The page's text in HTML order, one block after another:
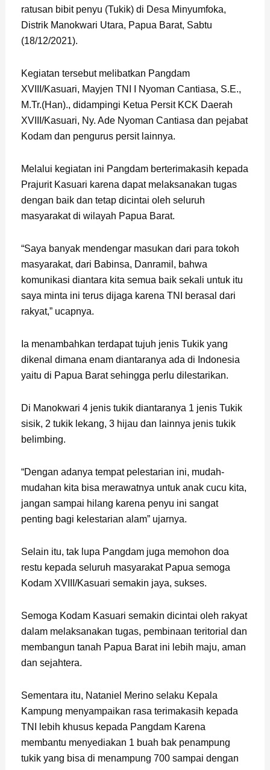
ratusan bibit penyu (Tukik) di Desa Minyumfoka,
Distrik Manokwari Utara, Papua Barat, Sabtu
(18/12/2021).
Kegiatan tersebut melibatkan Pangdam
XVIII/Kasuari, Mayjen TNI I Nyoman Cantiasa, S.E.,
M.Tr.(Han)., didampingi Ketua Persit KCK Daerah
XVIII/Kasuari, Ny. Ade Nyoman Cantiasa dan pejabat
Kodam dan pengurus persit lainnya.
Melalui kegiatan ini Pangdam berterimakasih kepada
Prajurit Kasuari karena dapat melaksanakan tugas
dengan baik dan tetap dicintai oleh seluruh
masyarakat di wilayah Papua Barat.
“Saya banyak mendengar masukan dari para tokoh
masyarakat, dari Babinsa, Danramil, bahwa
komunikasi diantara kita semua baik sekali untuk itu
saya minta ini terus dijaga karena TNI berasal dari
rakyat,” ucapnya.
Ia menambahkan terdapat tujuh jenis Tukik yang
dikenal dimana enam diantaranya ada di Indonesia
yaitu di Papua Barat sehingga perlu dilestarikan.
Di Manokwari 4 jenis tukik diantaranya 1 jenis Tukik
sisik, 2 tukik lekang, 3 hijau dan lainnya jenis tukik
belimbing.
“Dengan adanya tempat pelestarian ini, mudah-
mudahan kita bisa merawatnya untuk anak cucu kita,
jangan sampai hilang karena penyu ini sangat
penting bagi kelestarian alam” ujarnya.
Selain itu, tak lupa Pangdam juga memohon doa
restu kepada seluruh masyarakat Papua semoga
Kodam XVIII/Kasuari semakin jaya, sukses.
Semoga Kodam Kasuari semakin dicintai oleh rakyat
dalam melaksanakan tugas, pembinaan teritorial dan
membangun tanah Papua Barat ini lebih maju, aman
dan sejahtera.
Sementara itu, Nataniel Merino selaku Kepala
Kampung menyampaikan rasa terimakasih kepada
TNI lebih khusus kepada Pangdam Karena
membantu menyediakan 1 buah bak penampung
tukik yang bisa di menampung 700 sampai dengan